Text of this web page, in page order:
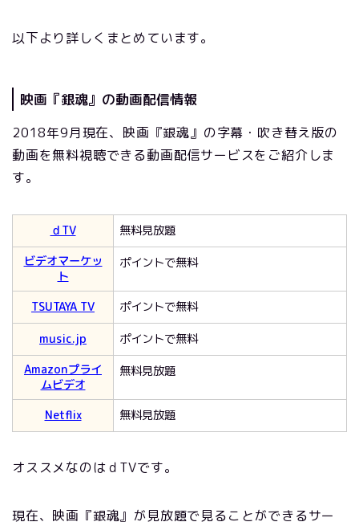
以下より詳しくまとめています。
映画『銀魂』の動画配信情報
2018年9月現在、映画『銀魂』の字幕・吹き替え版の
動画を無料視聴できる動画配信サービスをご紹介しま
す。
ｄTV
無料見放題
ビデオマーケッ
ト
ポイントで無料
TSUTAYA TV
ポイントで無料
music.jp
ポイントで無料
Amazonプライ
ムビデオ
無料見放題
Netflix 無料見放題
オススメなのはｄTVです。
現在、映画『銀魂』が見放題で見ることができるサー